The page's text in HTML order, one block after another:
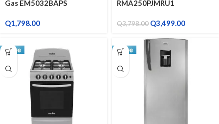
Gas EM5032BAPS
Q1,798.00
RMA250PJMRU1
Q3,798.00 Q3,499.00